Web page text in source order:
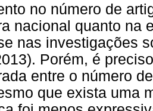
no número de
nacional quanto na
nas investigações
Porém, é
entre o número
que exista uma